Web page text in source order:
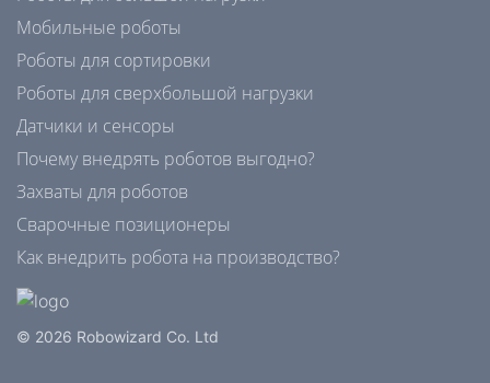
Мобильные роботы
Роботы для сортировки
Роботы для сверхбольшой нагрузки
Датчики и сенсоры
Почему внедрять роботов выгодно?
Захваты для роботов
Сварочные позиционеры
Как внедрить робота на производство?
© 2026 Robowizard Co. Ltd